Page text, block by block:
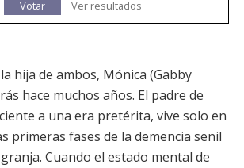
Votar
Ver resultados
hija de ambos, Mónica (Gabby
hace muchos años. El padre de
a una era pretérita, vive solo en
primeras fases de la demencia senil
Cuando el estado mental de